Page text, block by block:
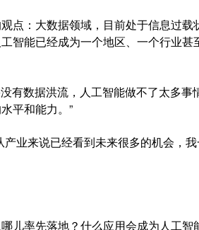
：大数据领域，目前处于信息过载
智能已经成为一个地区、一个行业甚
数据洪流，人工智能做不了太多事
平和能力。”
业来说已经看到未来很多的机会，我
率先落地？什么应用会成为人工智